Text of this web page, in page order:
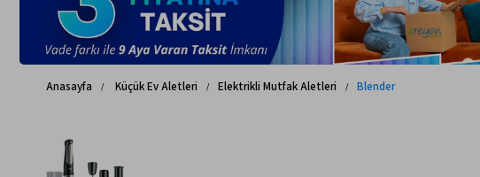
Anasayfa Küçük Ev Aletleri Elektrikli Mutfak Aletleri Blender